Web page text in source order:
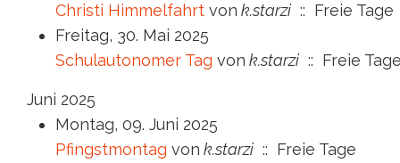
Christi Himmelfahrt von k.starzi :: Freie Tage
Freitag, 30. Mai 2025
Schulautonomer Tag von k.starzi :: Freie Tage
Juni 2025
Montag, 09. Juni 2025
Pfingstmontag von k.starzi :: Freie Tage